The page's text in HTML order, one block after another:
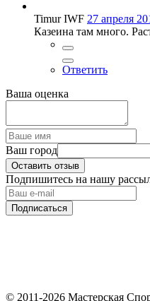
Timur IWF 27 апреля
Казеина там много.
Ответить
Ваша оценка
Ваш город
Оставить отзыв
Подпишитесь на нашу
Подписаться
© 2011-2026 Мастерская